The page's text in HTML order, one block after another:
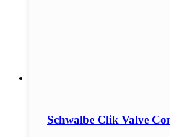
Schwalbe Clik Valve